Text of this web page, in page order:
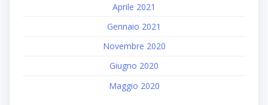
Aprile 2021
Gennaio 2021
Novembre 2020
Giugno 2020
Maggio 2020